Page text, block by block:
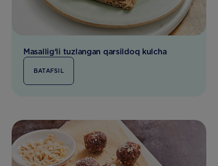
Masallig‘li tuzlangan qarsildoq kulcha
BATAFSIL